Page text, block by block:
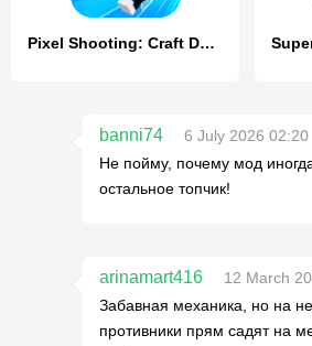
Pixel Shooting: Craft Demolish
banni74
6 July 2026 02:20
Не пойму, почему мод иногда
остальное топчик!
arinamart416
12 March
Забавная механика, но на
противники прям садят на